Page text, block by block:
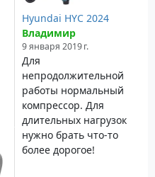
Hyundai HYC 2024
Владимир
9 января 2019 г.
Для
непродолжительной
работы нормальный
компрессор. Для
длительных нагрузок
нужно брать что-то
более дорогое!